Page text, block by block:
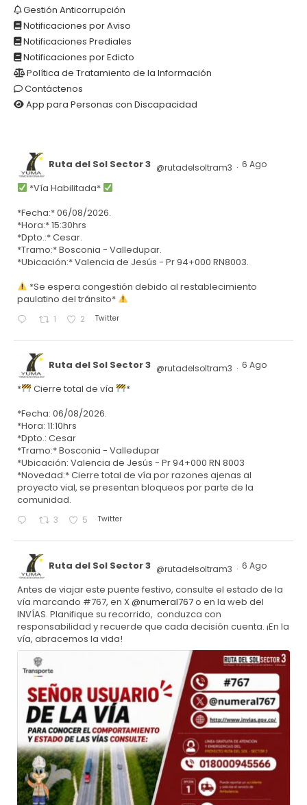
Gestión Anticorrupción
Notificaciones por Aviso
Notificaciones Prediales
Notificaciones por Edicto
Política de Tratamiento de la Información
Contáctenos
App para Personas con Discapacidad
Ruta del Sol Sector 3 @rutadelsoltram3 · 6 Ago
*Vía Habilitada*
*Fecha:* 06/08/2026.
*Hora:* 15:30hrs
*Dpto.:* Cesar.
*Tramo:* Bosconia - Valledupar.
*Ubicación:* Valencia de Jesús - Pr 94+000 RN8003.
*Se espera congestión debido al restablecimiento
paulatino del tránsito*
1 2 Twitter
Ruta del Sol Sector 3 @rutadelsoltram3 · 6 Ago
* Cierre total de vía
*
*Fecha: 06/08/2026.
*Hora: 11:10hrs
*Dpto.: Cesar
*Tramo:* Bosconia - Valledupar
*Ubicación: Valencia de Jesús - Pr 94+000 RN 8003
*Novedad:* Cierre total de vía por razones ajenas al
proyecto vial, se presentan bloqueos por parte de la
comunidad.
3 5 Twitter
Ruta del Sol Sector 3 @rutadelsoltram3 · 6 Ago
Antes de viajar este puente festivo, consulte el estado de la
vía marcando #767, en X@numeral767o en la web del
INVÍAS. Planifique su recorrido, conduzca con
responsabilidad y recuerde que cada decisión cuenta. ¡En la
vía, abracemos la vida!